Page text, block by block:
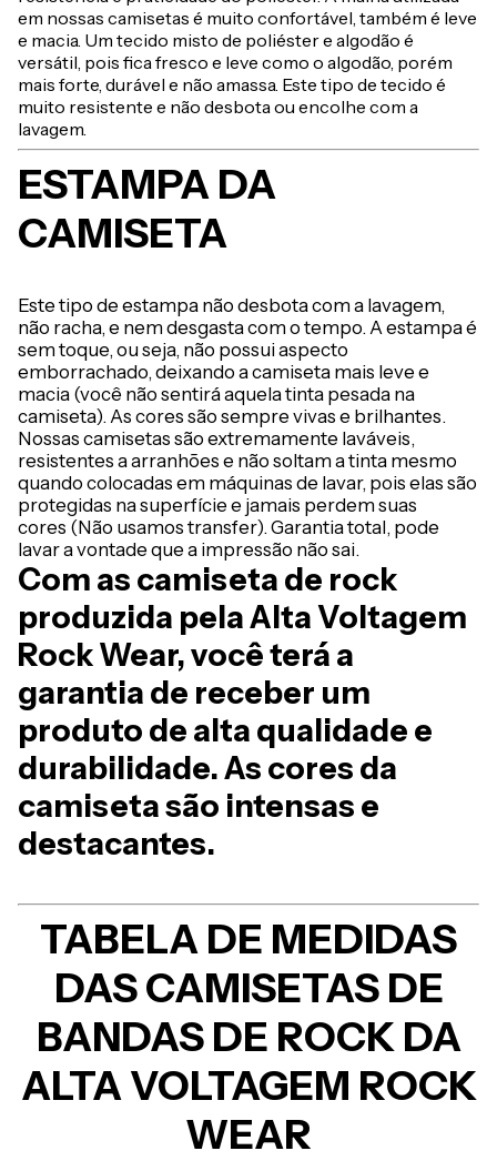
em nossas camisetas é muito confortável, também é leve
e macia. Um tecido misto de poliéster e algodão é
versátil, pois fica fresco e leve como o algodão, porém
mais forte, durável e não amassa. Este tipo de tecido é
muito resistente e não desbota ou encolhe com a
lavagem.
ESTAMPA DA
CAMISETA
Este tipo de estampa não desbota com a lavagem,
não racha, e nem desgasta com o tempo. A estampa é
sem toque, ou seja, não possui aspecto
emborrachado, deixando a camiseta mais leve e
macia (você não sentirá aquela tinta pesada na
camiseta). As cores são sempre vivas e brilhantes.
Nossas camisetas são extremamente laváveis,
resistentes a arranhões e não soltam a tinta mesmo
quando colocadas em máquinas de lavar, pois elas são
protegidas na superfície e jamais perdem suas
cores (Não usamos transfer). Garantia total, pode
lavar a vontade que a impressão não sai.
Com as camiseta de rock
produzida pela Alta Voltagem
Rock Wear, você terá a
garantia de receber um
produto de alta qualidade e
durabilidade. As cores da
camiseta são intensas e
destacantes.
TABELA DE MEDIDAS
DAS CAMISETAS DE
BANDAS DE ROCK DA
ALTA VOLTAGEM ROCK
WEAR